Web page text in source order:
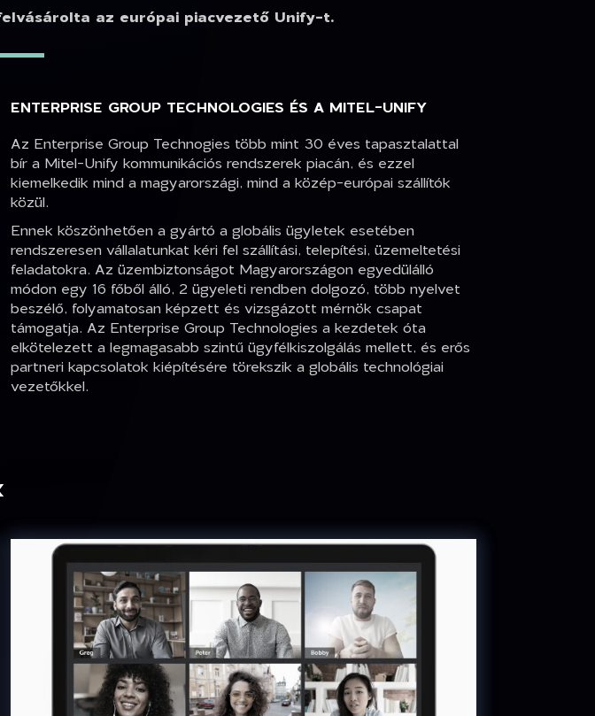
az európai piacvezető Unify-t.
ENTERPRISE GROUP TECHNOLOGIES ÉS A MITEL-UNIFY
Az Enterprise Group Technogies több mint 30 éves tapasztalattal
bír a Mitel-Unify kommunikációs rendszerek piacán, és ezzel
kiemelkedik mind a magyarországi, mind a közép-európai szállítók
közül.
Ennek köszönhetően a gyártó a globális ügyletek esetében
rendszeresen vállalatunkat kéri fel szállítási, telepítési, üzemeltetési
feladatokra. Az üzembiztonságot Magyarországon egyedülálló
módon egy 16 főből álló, 2 ügyeleti rendben dolgozó, több nyelvet
beszélő, folyamatosan képzett és vizsgázott mérnök csapat
támogatja. Az Enterprise Group Technologies a kezdetek óta
elkötelezett a legmagasabb szintű ügyfélkiszolgálás mellett, és erős
partneri kapcsolatok kiépítésére törekszik a globális technológiai
vezetőkkel.